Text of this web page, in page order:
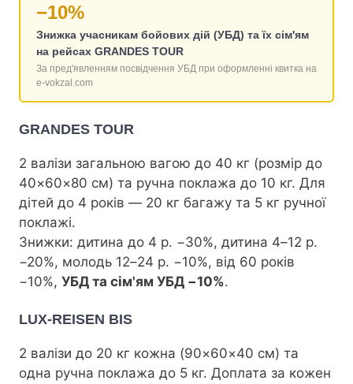
−10%
Знижка учасникам бойових дій (УБД) та їх сім'ям
на рейсах GRANDES TOUR
За пред'явленням посвідчення УБД при оформленні квитка на
e-vokzal.com
GRANDES TOUR
2 валізи загальною вагою до 40 кг (розмір до
40×60×80 см) та ручна поклажа до 10 кг. Для
дітей до 4 років — 20 кг багажу та 5 кг ручної
поклажі.
Знижки: дитина до 4 р. −30%, дитина 4–12 р.
−20%, молодь 12–24 р. −10%, від 60 років
−10%, УБД та сім'ям УБД −10%.
LUX-REISEN BIS
2 валізи до 20 кг кожна (90×60×40 см) та
одна ручна поклажа до 5 кг. Доплата за кожен